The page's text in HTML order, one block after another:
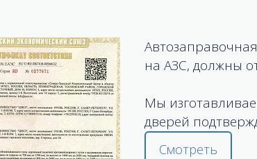
на АЗС, должны
Мы
дверей
Смотреть